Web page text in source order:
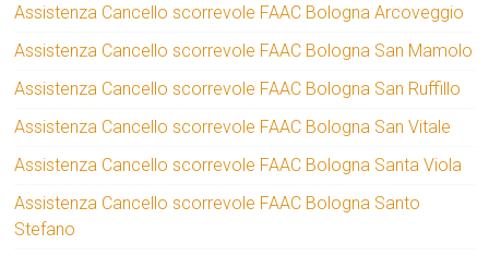
Assistenza Cancello scorrevole FAAC Bologna Arcoveggio
Assistenza Cancello scorrevole FAAC Bologna San Mamolo
Assistenza Cancello scorrevole FAAC Bologna San Ruffillo
Assistenza Cancello scorrevole FAAC Bologna San Vitale
Assistenza Cancello scorrevole FAAC Bologna Santa Viola
Assistenza Cancello scorrevole FAAC Bologna Santo
Stefano